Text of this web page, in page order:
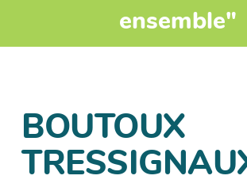
ensemble"
BOUTOUX